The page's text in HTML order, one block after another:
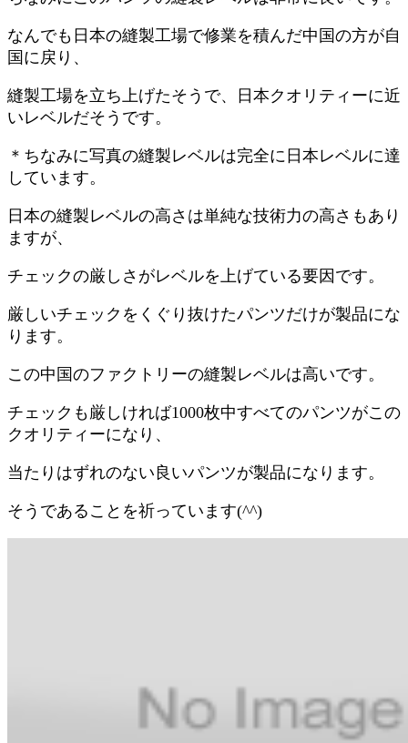
なんでも日本の縫製工場で修業を積んだ中国の方が自
国に戻り、
縫製工場を立ち上げたそうで、日本クオリティーに近
いレベルだそうです。
＊ちなみに写真の縫製レベルは完全に日本レベルに達
しています。
日本の縫製レベルの高さは単純な技術力の高さもあり
ますが、
チェックの厳しさがレベルを上げている要因です。
厳しいチェックをくぐり抜けたパンツだけが製品にな
ります。
この中国のファクトリーの縫製レベルは高いです。
チェックも厳しければ1000枚中すべてのパンツがこの
クオリティーになり、
当たりはずれのない良いパンツが製品になります。
そうであることを祈っています(^^)